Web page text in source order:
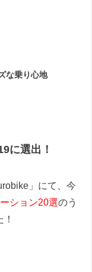
な乗り心地
に選出！
」にて、今
ション20選のう